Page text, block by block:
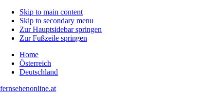
Skip to main content
Skip to secondary menu
Zur Hauptsidebar springen
Zur Fußzeile springen
Home
Österreich
Deutschland
fernsehenonline.at